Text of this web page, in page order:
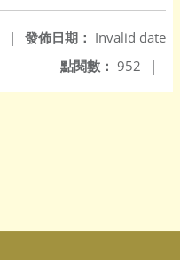
發佈日期： Invalid date
|
點閱數： 952 |